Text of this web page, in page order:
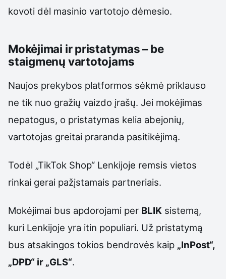
kovoti dėl masinio vartotojo dėmesio.
Mokėjimai ir pristatymas – be
staigmenų vartotojams
Naujos prekybos platformos sėkmė priklauso
ne tik nuo gražių vaizdo įrašų. Jei mokėjimas
nepatogus, o pristatymas kelia abejonių,
vartotojas greitai praranda pasitikėjimą.
Todėl „TikTok Shop“ Lenkijoje remsis vietos
rinkai gerai pažįstamais partneriais.
Mokėjimai bus apdorojami per BLIK sistemą,
kuri Lenkijoje yra itin populiari. Už pristatymą
bus atsakingos tokios bendrovės kaip „InPost“,
„DPD“ ir „GLS“.